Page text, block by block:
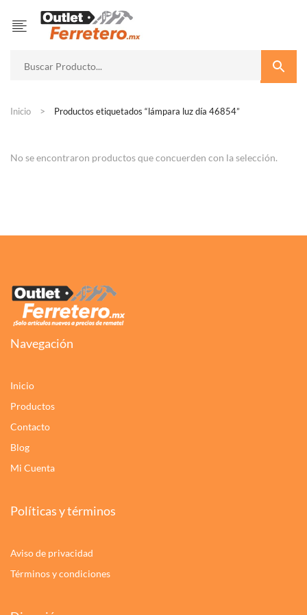
Inicio Productos etiquetados “lámpara luz día 46854”
No se encontraron productos que concuerden con la selección.
Navegación
Inicio
Productos
Contacto
Blog
Mi Cuenta
Políticas y términos
Aviso de privacidad
Términos y condiciones